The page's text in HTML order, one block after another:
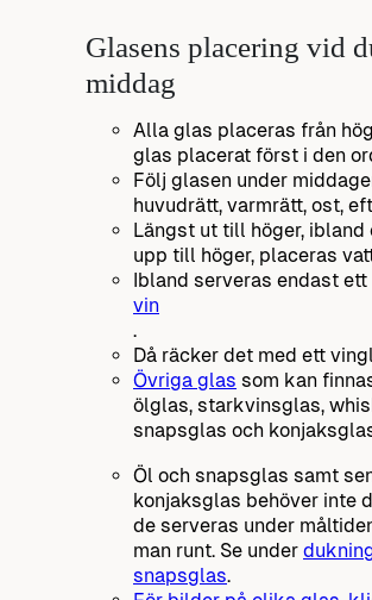
Glasens placering vid
middag
Alla glas placeras från
glas placerat först i den
Följ glasen under
huvudrätt, varmrätt, ost,
Längst ut till höger, ibland
upp till höger, placeras
Ibland serveras endast ett
vin
.
Då räcker det med ett
Övriga glas som kan
ölglas, starkvinsglas,
snapsglas och
Öl och snapsglas samt
konjaksglas behöver inte
de serveras under
man runt. Se under
snapsglas.